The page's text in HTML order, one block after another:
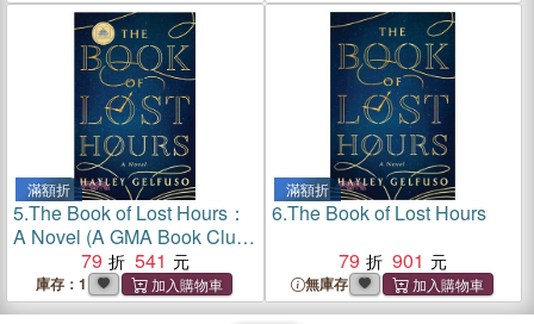
滿額折
5.The Book of Lost Hours：
A Novel (A GMA Book Club
79 541
庫存：1
滿額折
6.The Book of Lost Hours
79
901
無庫存